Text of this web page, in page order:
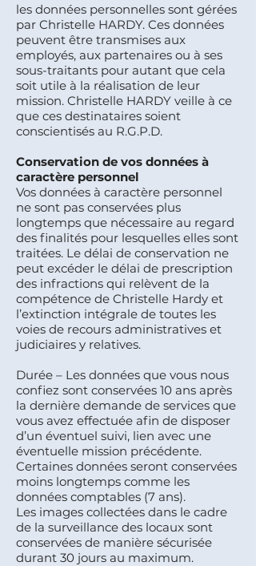
les données personnelles sont gérées
par Christelle HARDY. Ces données
peuvent être transmises aux
employés, aux partenaires ou à ses
sous-traitants pour autant que cela
soit utile à la réalisation de leur
mission. Christelle HARDY veille à ce
que ces destinataires soient
conscientisés au R.G.P.D.
Conservation de vos données à
caractère personnel
Vos données à caractère personnel
ne sont pas conservées plus
longtemps que nécessaire au regard
des finalités pour lesquelles elles sont
traitées. Le délai de conservation ne
peut excéder le délai de prescription
des infractions qui relèvent de la
compétence de Christelle Hardy et
l’extinction intégrale de toutes les
voies de recours administratives et
judiciaires y relatives.
Durée – Les données que vous nous
confiez sont conservées 10 ans après
la dernière demande de services que
vous avez effectuée afin de disposer
d’un éventuel suivi, lien avec une
éventuelle mission précédente.
Certaines données seront conservées
moins longtemps comme les
données comptables (7 ans).
Les images collectées dans le cadre
de la surveillance des locaux sont
conservées de manière sécurisée
durant 30 jours au maximum.